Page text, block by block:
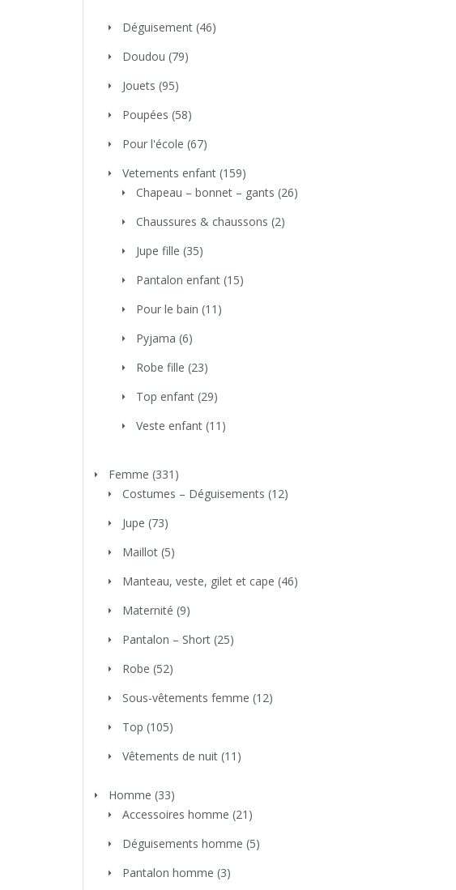
Déguisement (46)
Doudou (79)
Jouets (95)
Poupées (58)
Pour l'école (67)
Vetements enfant (159)
Chapeau – bonnet – gants (26)
Chaussures & chaussons (2)
Jupe fille (35)
Pantalon enfant (15)
Pour le bain (11)
Pyjama (6)
Robe fille (23)
Top enfant (29)
Veste enfant (11)
Femme (331)
Costumes – Déguisements (12)
Jupe (73)
Maillot (5)
Manteau, veste, gilet et cape (46)
Maternité (9)
Pantalon – Short (25)
Robe (52)
Sous-vêtements femme (12)
Top (105)
Vêtements de nuit (11)
Homme (33)
Accessoires homme (21)
Déguisements homme (5)
Pantalon homme (3)